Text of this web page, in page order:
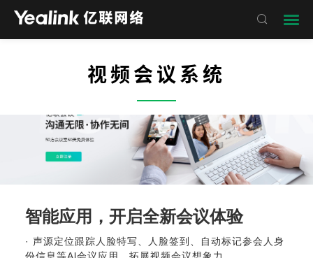

视频会议系统
——
智能应用，开启全新会议体验
· 声源定位跟踪人脸特写、人脸签到、自动标记参会人身